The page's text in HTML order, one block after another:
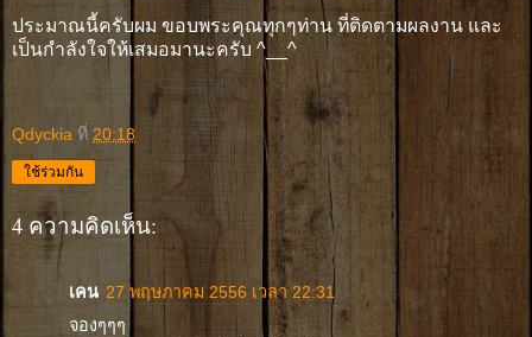
ประมาณนี้ครับผม ขอบพระคุณทุกๆท่าน ที่ติดตามผลงาน และ
เป็นกำลังใจให้เสมอมานะครับ ^__^
Qdyckia ที่ 20:18
ใช้ร่วมกัน
4 ความคิดเห็น:
เคน 27 พฤษภาคม 2556 เวลา 22:31
จองๆๆๆ